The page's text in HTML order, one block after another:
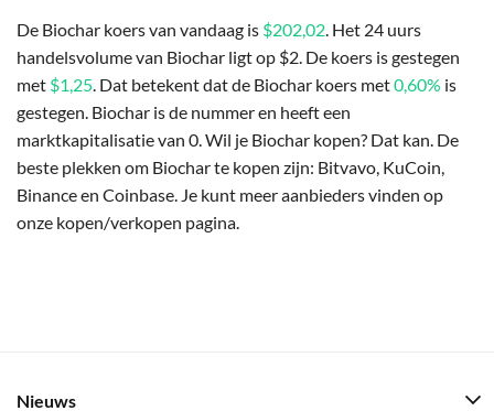
De Biochar koers van vandaag is $202,02. Het 24 uurs
handelsvolume van Biochar ligt op $2. De koers is gestegen
met $1,25. Dat betekent dat de Biochar koers met0,60% is
gestegen. Biochar is de nummer en heeft een
marktkapitalisatie van 0. Wil je Biochar kopen? Dat kan. De
beste plekken om Biochar te kopen zijn: Bitvavo, KuCoin,
Binance en Coinbase. Je kunt meer aanbieders vinden op
onze kopen/verkopen pagina.
Nieuws